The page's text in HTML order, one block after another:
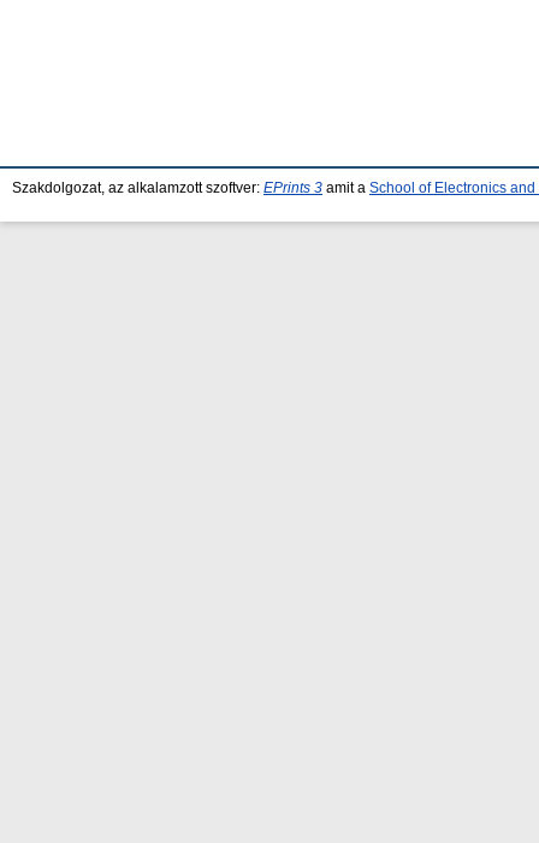
Szakdolgozat, az alkalamzott szoftver: EPrints 3 amit a School of Electronics